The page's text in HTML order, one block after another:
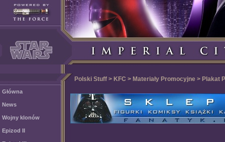
Polski Stuff > KFC > Materiały Promocyjne > Plakat
Główna
News
Wojny klonów
Epizod II